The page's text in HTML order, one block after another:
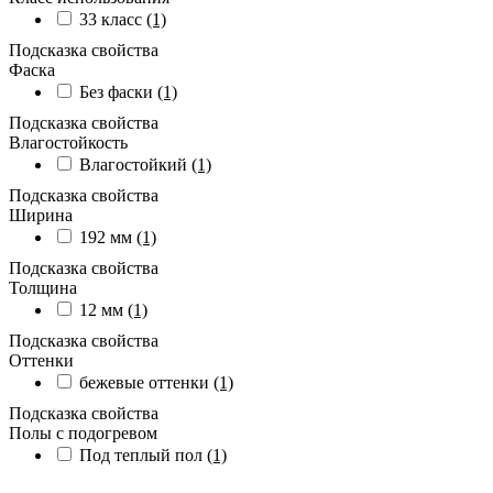
33 класс (1)
Подсказка свойства
Фаска
Без фаски (1)
Подсказка свойства
Влагостойкость
Влагостойкий (1)
Подсказка свойства
Ширина
192 мм (1)
Подсказка свойства
Толщина
12 мм (1)
Подсказка свойства
Оттенки
бежевые оттенки (1)
Подсказка свойства
Полы с подогревом
Под теплый пол (1)